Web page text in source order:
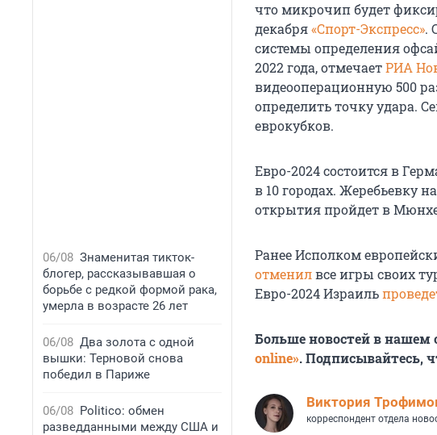
06/08 Знаменитая тикток-
блогер, рассказывавшая о
борьбе с редкой формой рака,
умерла в возрасте 26 лет
06/08 Два золота с одной
вышки: Терновой снова
победил в Париже
06/08 Politico: обмен
разведданными между США и
что микрочип будет
декабря«Спорт-Экспресс».
системы определения
2022 года, отмечаетРИА
видеооперационную 500
определить точку удара.
еврокубков.
Евро-2024 состоится в
в 10 городах. Жеребьевку
открытия пройдет в
Ранее Исполком
отменилвсе игры своих
Евро-2024 Израиль
Больше новостей в нашем
online». Подписывайтесь,
Виктория
корреспондент отдела